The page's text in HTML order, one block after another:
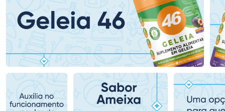
Ativar Desconto Ativar Desconto